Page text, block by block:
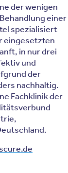
der wenigen
einer
spezialisiert
eingesetzten
in nur drei
und
der
nachhaltig.
Fachklinik der